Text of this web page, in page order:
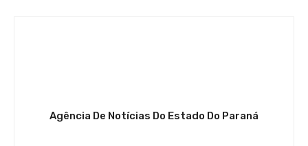
Agência De Notícias Do Estado Do Paraná